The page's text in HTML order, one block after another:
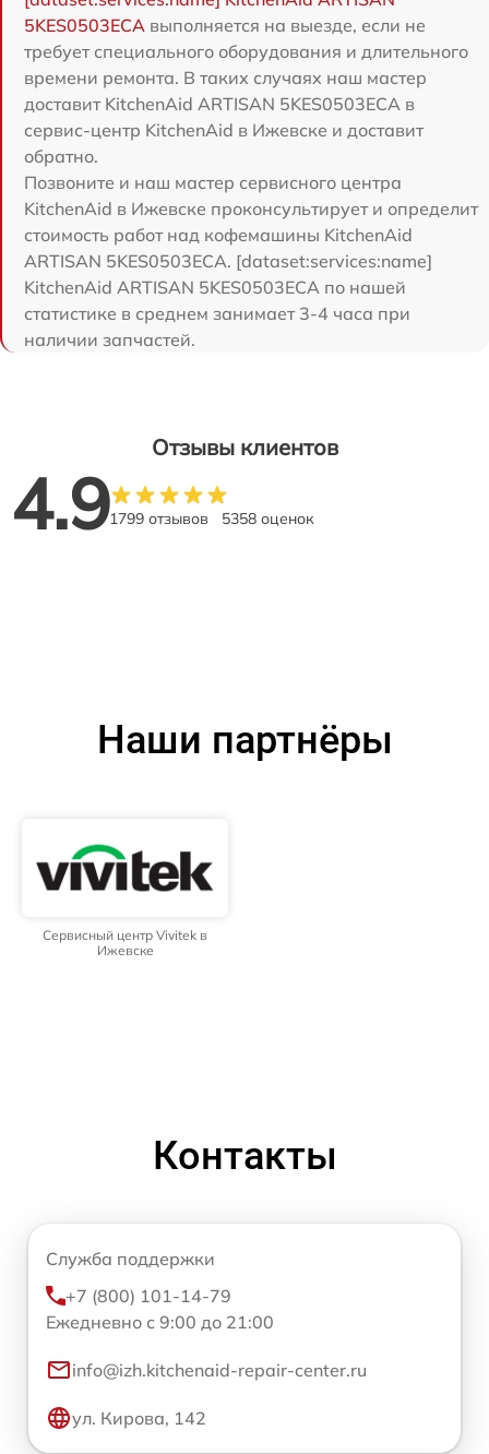
5KES0503ECA выполняется на выезде, если не
требует специального оборудования и длительного
времени ремонта. В таких случаях наш мастер
доставит KitchenAid ARTISAN 5KES0503ECA в
сервис-центр KitchenAid в Ижевске и доставит
обратно.
Позвоните и наш мастер сервисного центра
KitchenAid в Ижевске проконсультирует и определит
стоимость работ над кофемашины KitchenAid
ARTISAN 5KES0503ECA. [dataset:services:name]
KitchenAid ARTISAN 5KES0503ECA по нашей
статистике в среднем занимает 3-4 часа при
наличии запчастей.
Отзывы клиентов
4.91799 отзывов 5358 оценок
Наши партнёры
Сервисный центр Vivitek в
Ижевске
Контакты
Служба поддержки
+7 (800) 101-14-79
Ежедневно с 9:00 до 21:00
info@izh.kitchenaid-repair-center.ru
ул. Кирова, 142